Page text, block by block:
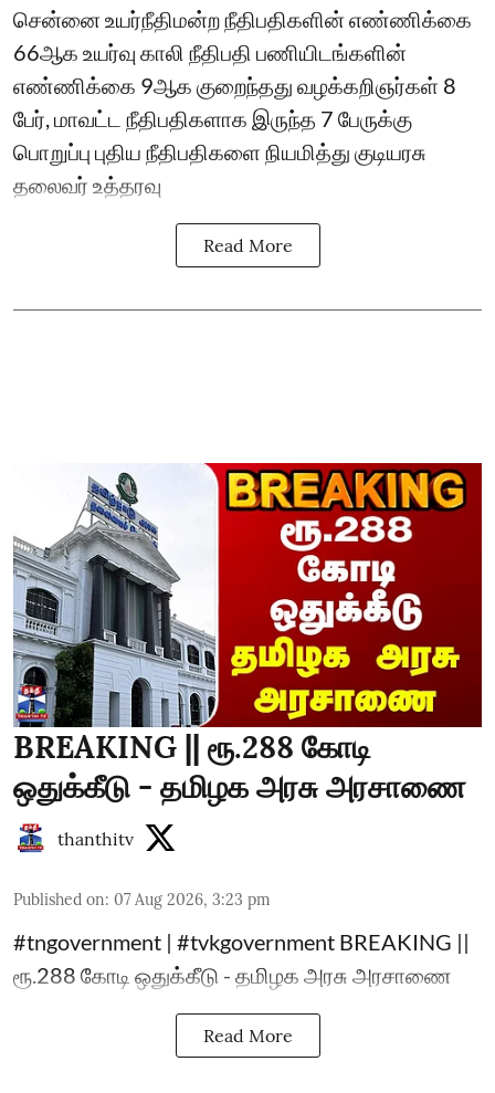
சென்னை உயர்நீதிமன்ற நீதிபதிகளின் எண்ணிக்கை
66ஆக உயர்வு காலி நீதிபதி பணியிடங்களின்
எண்ணிக்கை 9ஆக குறைந்தது வழக்கறிஞர்கள் 8
பேர், மாவட்ட நீதிபதிகளாக இருந்த 7 பேருக்கு
பொறுப்பு புதிய நீதிபதிகளை நியமித்து குடியரசு
தலைவர் உத்தரவு
Read More
BREAKING || ரூ.288 கோடி
ஒதுக்கீடு - தமிழக அரசு அரசாணை
thanthitv
Published on: 07 Aug 2026, 3:23 pm
#tngovernment | #tvkgovernment BREAKING ||
ரூ.288 கோடி ஒதுக்கீடு - தமிழக அரசு அரசாணை
Read More